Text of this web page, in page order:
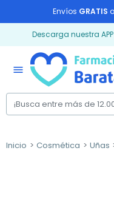
Envíos GRATIS
Descarga nuestra
menu
Inicio Cosmética Uñas